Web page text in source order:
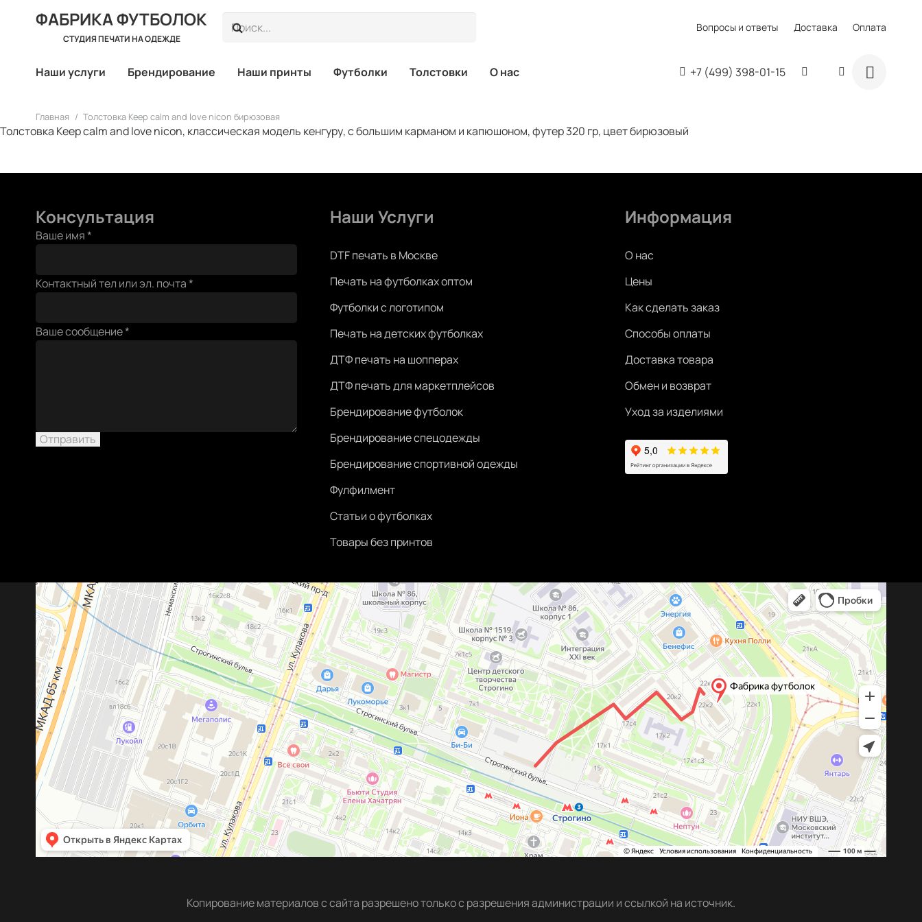
ФАБРИКА ФУТБОЛОК
СТУДИЯ ПЕЧАТИ НА ОДЕЖДЕ
Вопросы и ответы Доставка Оплата
Наши услуги Брендирование Наши принты Футболки Толстовки О нас +7 (499) 398-01-15
Главная / Толстовка Keep calm and love nicon бирюзовая
Толстовка Keep calm and love nicon, классическая модель кенгуру, с большим карманом и капюшоном, футер 320 гр, цвет бирюзовый
Консультация
Ваше имя*
Контактный тел или эл. почта*
или
Ваше сообщение*
Отправить
Наши Услуги
DTF печать в Москве
Печать на футболках оптом
Футболки с логотипом
Печать на детских футболках
ДТФ печать на шопперах
ДТФ печать для маркетплейсов
Брендирование футболок
Брендирование спецодежды
Брендирование спортивной одежды
Фулфилмент
Статьи о футболках
Товары без принтов
Информация
О нас
Цены
Как сделать заказ
Способы оплаты
Доставка товара
Обмен и возврат
Уход за изделиями
Копирование материалов с сайта разрешено только с разрешения администрации и ссылкой на источник.